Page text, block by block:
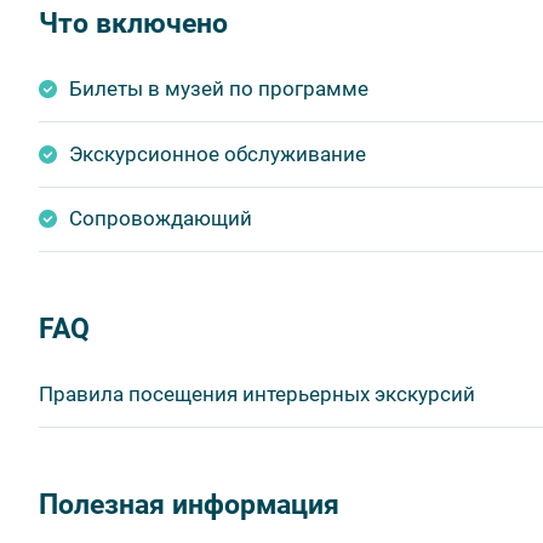
Что включено
Билеты в музей по программе
Экскурсионное обслуживание
Сопровождающий
FAQ
Правила посещения интерьерных экскурсий
соблюдение которых сделает ваш отдых приятным,
Полезная информация